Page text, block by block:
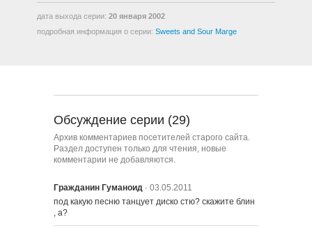
1310 – Почти Пристойное
Предложение
1313 – Старик и Ключ
1314 – Истории всеобщего
достояния
дата выхода серии: 20 января 2002
подробная информация о серии: Sweets and Sour Marge
Обсуждение серии (29)
Архив комментариев посетителей старого сайта.
Раздел доступен только для чтения, новые
комментарии не добавляются.
Гражданин Гуманоид · 03.05.2011
под какую песню танцует диско стю? скажите блин
, а?